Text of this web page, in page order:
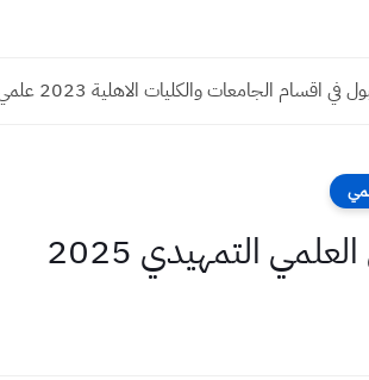
اقسام الجامعات والكليات الاهلية 2023 علمي ادبي...
التمهيدي 2025